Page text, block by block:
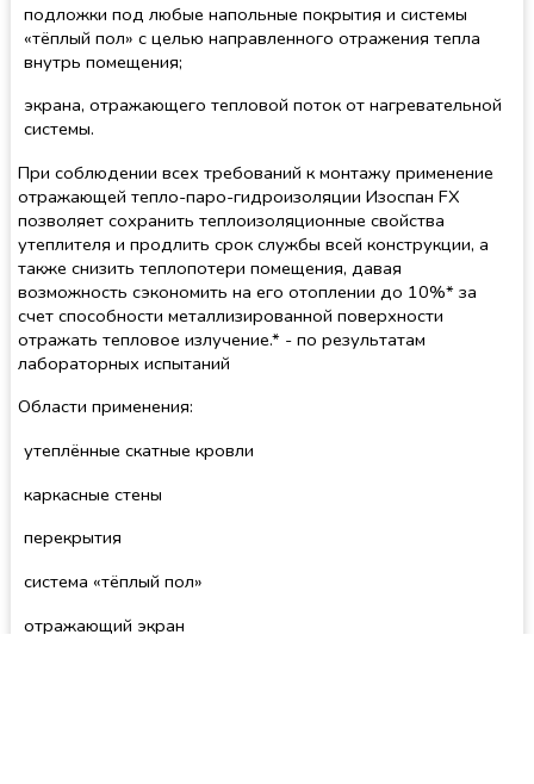
подложки под любые напольные покрытия и системы
«тёплый пол» с целью направленного отражения тепла
внутрь помещения;
экрана, отражающего тепловой поток от нагревательной
системы.
При соблюдении всех требований к монтажу применение
отражающей тепло-паро-гидроизоляции Изоспан FХ
позволяет сохранить теплоизоляционные свойства
утеплителя и продлить срок службы всей конструкции, а
также снизить теплопотери помещения, давая
возможность сэкономить на его отоплении до 10%* за
счет способности металлизированной поверхности
отражать тепловое излучение.* - по результатам
лабораторных испытаний
Области применения:
утеплённые скатные кровли
каркасные стены
перекрытия
система «тёплый пол»
отражающий экран